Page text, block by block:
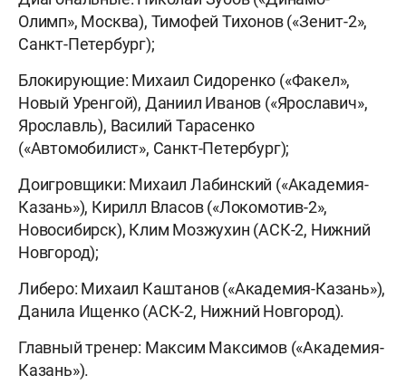
Олимп», Москва), Тимофей Тихонов («Зенит-2»,
Санкт-Петербург);
Блокирующие: Михаил Сидоренко («Факел»,
Новый Уренгой), Даниил Иванов («Ярославич»,
Ярославль), Василий Тарасенко
(«Автомобилист», Санкт-Петербург);
Доигровщики: Михаил Лабинский («Академия-
Казань»), Кирилл Власов («Локомотив-2»,
Новосибирск), Клим Мозжухин (АСК-2, Нижний
Новгород);
Либеро: Михаил Каштанов («Академия-Казань»),
Данила Ищенко (АСК-2, Нижний Новгород).
Главный тренер: Максим Максимов («Академия-
Казань»).